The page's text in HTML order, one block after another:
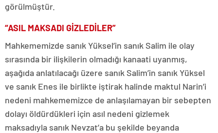
görülmüştür.
“ASIL MAKSADI GİZLEDİLER”
Mahkememizde sanık Yüksel’in sanık Salim ile olay
sırasında bir ilişkilerin olmadığı kanaati uyanmış,
aşağıda anlatılacağı üzere sanık Salim’in sanık Yüksel
ve sanık Enes ile birlikte iştirak halinde maktul Narin’i
nedeni mahkememizce de anlaşılamayan bir sebepten
dolayı öldürdükleri için asıl nedeni gizlemek
maksadıyla sanık Nevzat’a bu şekilde beyanda